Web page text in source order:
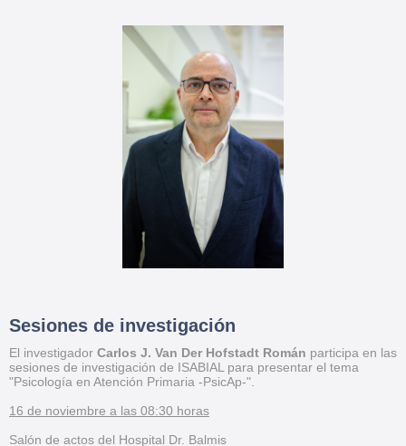
Sesiones de investigación
El investigador Carlos J. Van Der Hofstadt Román participa en las
sesiones de investigación de ISABIAL para presentar el tema
"Psicología en Atención Primaria -PsicAp-".
16 de noviembre a las 08:30 horas
Salón de actos del Hospital Dr. Balmis